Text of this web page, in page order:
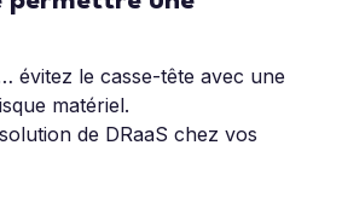
évitez le casse-tête avec une
matériel.
de DRaaS chez vos